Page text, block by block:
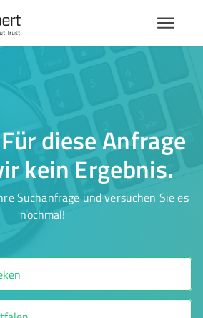
diese Anfrage
kein Ergebnis.
Suchanfrage und versuchen Sie es
nochmal!